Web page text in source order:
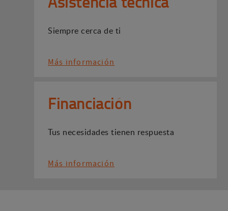
Siempre cerca de ti
Más información
Financiación
Tus necesidades tienen respuesta
Más información